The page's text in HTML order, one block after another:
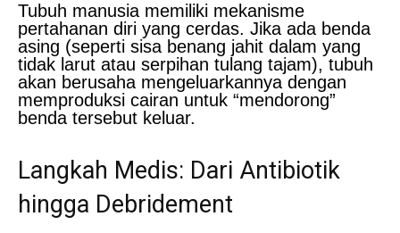
Tubuh manusia memiliki mekanisme
pertahanan diri yang cerdas. Jika ada benda
asing (seperti sisa benang jahit dalam yang
tidak larut atau serpihan tulang tajam), tubuh
akan berusaha mengeluarkannya dengan
memproduksi cairan untuk “mendorong”
benda tersebut keluar.
Langkah Medis: Dari Antibiotik
hingga Debridement